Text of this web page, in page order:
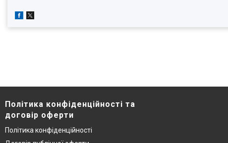
Політика конфіденційності та
договір оферти
Політика конфіденційності